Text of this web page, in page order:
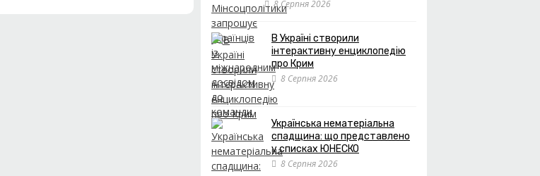
8 Серпня 2026
В Україні створили
інтерактивну енциклопедію
про Крим
8 Серпня 2026
Українська нематеріальна
спадщина: що представлено
у списках ЮНЕСКО
8 Серпня 2026